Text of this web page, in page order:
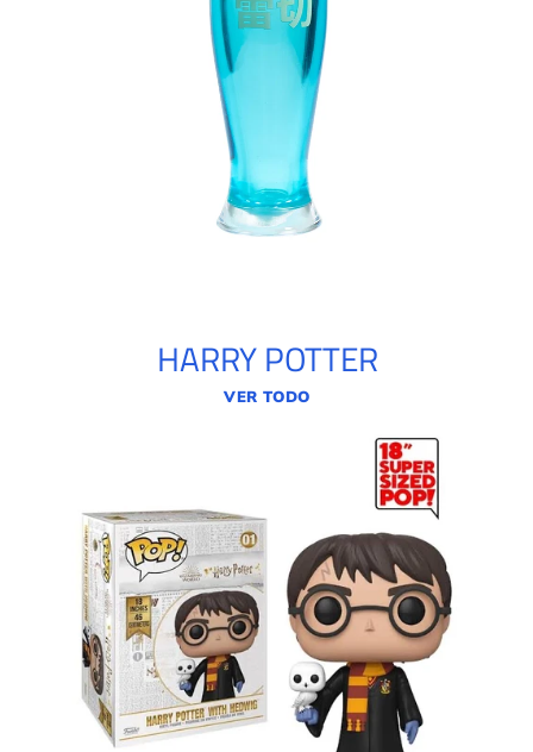
HARRY POTTER
VER TODO